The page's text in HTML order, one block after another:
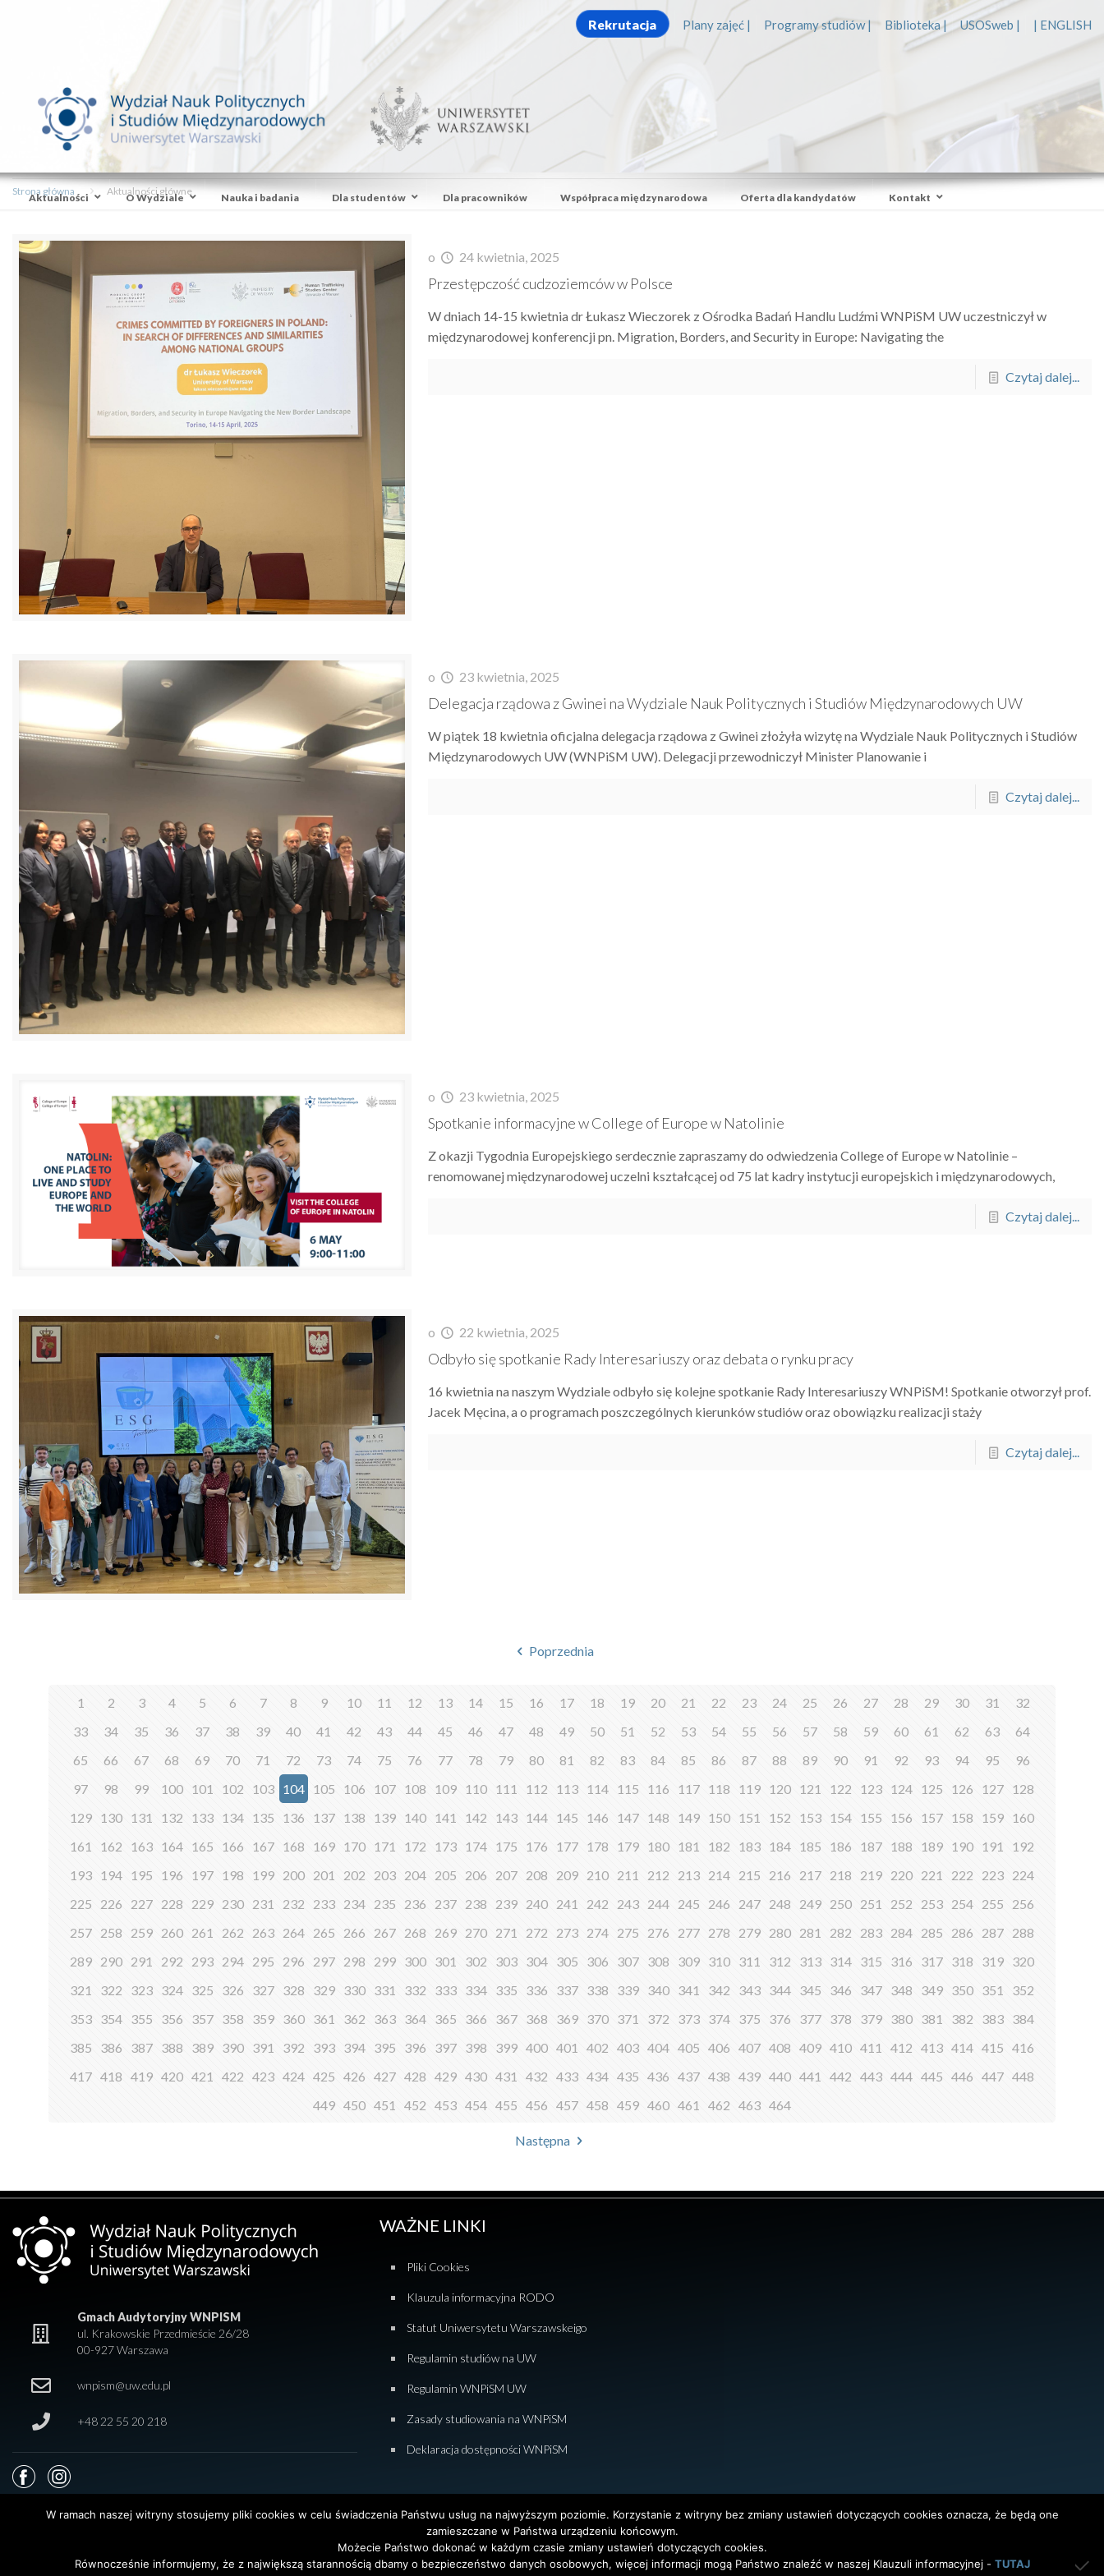
Rekrutacja Plany zajęć | Programy studiów | Biblioteka | USOSweb | | ENGLISH
Aktualności O Wydziale Nauka i badania Dla studentów Dla pracowników Współpraca międzynarodowa Oferta dla kandydatów Kontakt
Strona główna Aktualności główne
o 24 kwietnia, 2025
Przestępczość cudzoziemców w Polsce
W dniach 14-15 kwietnia dr Łukasz Wieczorek z Ośrodka Badań Handlu Ludźmi WNPiSM UW uczestniczył w
międzynarodowej konferencji pn. Migration, Borders, and Security in Europe: Navigating the
Czytaj dalej...
o 23 kwietnia, 2025
Delegacja rządowa z Gwinei na Wydziale Nauk Politycznych i Studiów Międzynarodowych UW
W piątek 18 kwietnia oficjalna delegacja rządowa z Gwinei złożyła wizytę na Wydziale Nauk Politycznych i Studiów
Międzynarodowych UW (WNPiSM UW). Delegacji przewodniczył Minister Planowanie i
Czytaj dalej...
o 23 kwietnia, 2025
Spotkanie informacyjne w College of Europe w Natolinie
Z okazji Tygodnia Europejskiego serdecznie zapraszamy do odwiedzenia College of Europe w Natolinie –
renomowanej międzynarodowej uczelni kształcącej od 75 lat kadry instytucji europejskich i międzynarodowych,
Czytaj dalej...
o 22 kwietnia, 2025
Odbyło się spotkanie Rady Interesariuszy oraz debata o rynku pracy
16 kwietnia na naszym Wydziale odbyło się kolejne spotkanie Rady Interesariuszy WNPiSM! Spotkanie otworzył prof.
Jacek Męcina, a o programach poszczególnych kierunków studiów oraz obowiązku realizacji staży
Czytaj dalej...
Poprzednia
1 2 3 4 5 6 7 8 9 10 11 12 13 14 15 16 17 18 19 20 21 22 23 24 25 26 27 28 29 30 31
32
33
34 35 36 37 38 39 40 41 42 43 44 45 46 47 48 49 50 51 52 53 54 55 56 57 58 59 60 61 62 63
64
65
66 67 68 69 70 71 72 73 74 75 76 77 78 79 80 81 82 83 84 85 86 87 88 89 90 91 92 93 94 95
96
97
98 99 100 101 102 103 104 105 106 107 108 109 110 111 112 113 114 115 116 117 118 119 120 121 122 123 124 125 126 127 128
129 130 131 132 133 134 135 136 137 138 139 140 141 142 143 144 145 146 147 148 149 150 151 152 153 154 155 156 157 158 159 160
161
162 163 164 165 166 167 168 169 170 171 172 173 174 175 176 177 178 179 180 181 182 183 184 185 186 187 188 189 190 191
192
193 194 195 196 197 198 199 200 201 202 203 204 205 206 207 208 209 210 211 212 213 214 215 216 217 218 219 220 221 222 223 224
225
226 227 228 229 230 231 232 233 234 235 236 237 238 239 240 241 242 243 244 245 246 247 248 249 250 251 252 253 254 255
256
257 258 259 260 261 262 263 264 265 266 267 268 269 270 271 272 273 274 275 276 277 278 279 280 281 282 283 284 285 286 287 288
289 290 291 292 293 294 295 296 297 298 299 300 301 302 303 304 305 306 307 308 309 310 311 312 313 314 315 316 317 318 319 320
321
322 323 324 325 326 327 328 329 330 331 332 333 334 335 336 337 338 339 340 341 342 343 344 345 346 347 348 349 350 351
352
353 354 355 356 357 358 359 360 361 362 363 364 365 366 367 368 369 370 371 372 373 374 375 376 377 378 379 380 381 382 383 384
385
386 387 388 389 390 391 392 393 394 395 396 397 398 399 400 401 402 403 404 405 406 407 408 409 410 411 412 413 414 415 416
417 418 419 420 421 422 423 424 425 426 427 428 429 430 431 432 433 434 435 436 437 438 439 440 441 442 443 444 445 446 447 448
449 450 451 452 453 454 455 456 457 458 459 460 461 462 463 464
Następna
Gmach Audytoryjny WNPISM
ul. Krakowskie Przedmieście 26/28
00-927 Warszawa
wnpism@uw.edu.pl
+48 22 55 20 218
WAŻNE LINKI
Pliki Cookies
Klauzula informacyjna RODO
Statut Uniwersytetu Warszawskeigo
Regulamin studiów na UW
Regulamin WNPiSM UW
Zasady studiowania na WNPiSM
Deklaracja dostępności WNPiSM
© 2026 Wydział Nauk Politycznych i Studiów Międzynarodowych. Uniwersytet Warszawski. All Rights Reserved. Projekt i realizacja stronyAgencjaInterAktywni
W ramach naszej witryny stosujemy pliki cookies w celu świadczenia Państwu usług na najwyższym poziomie. Korzystanie z witryny bez zmiany ustawień dotyczących cookies oznacza, że będą one
zamieszczane w Państwa urządzeniu końcowym.
Możecie Państwo dokonać w każdym czasie zmiany ustawień dotyczących cookies.
Równocześnie informujemy, że z największą starannością dbamy o bezpieczeństwo danych osobowych, więcej informacji mogą Państwo znaleźć w naszej Klauzuli informacyjnej - TUTAJ